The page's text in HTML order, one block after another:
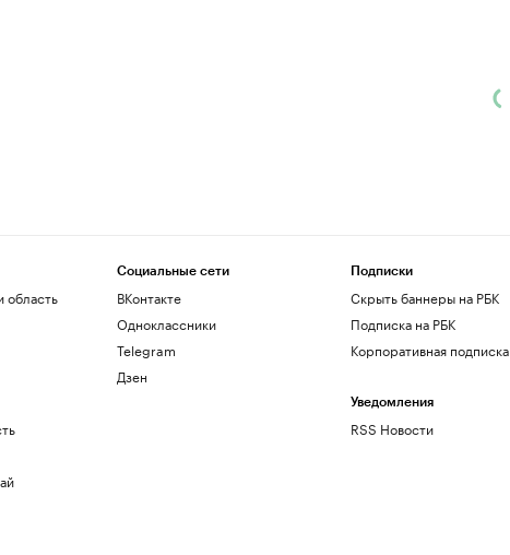
область
Социальные сети
ВКонтакте
Одноклассники
Telegram
Дзен
Подписки
Скрыть баннеры на РБК
Подписка на РБК
Корпоративная подписка
Уведомления
RSS Новости